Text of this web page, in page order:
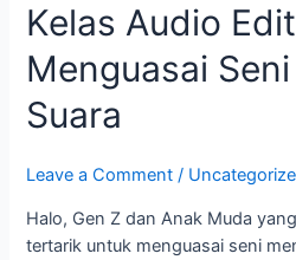
Kelas Audio
Menguasai
Suara
Leave a Comment /
Halo, Gen Z dan Anak Muda
tertarik untuk menguasai seni
Editing:
Menguasai
Seni
Suara